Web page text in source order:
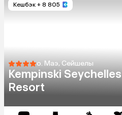
Кешбэк + 8 805
о. Маэ, Сейшелы
Kempinski Seychelles
Resort